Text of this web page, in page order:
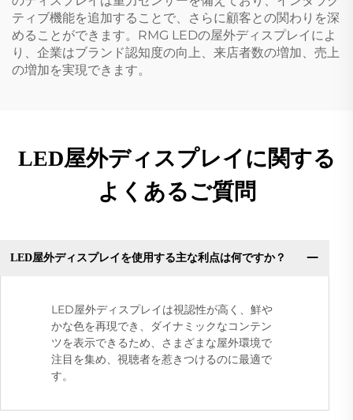
ティブ機能を追加することで、さらに顧客との関わりを深
めることができます。RMG LEDの屋外ディスプレイによ
り、企業はブランド認知度の向上、来店者数の増加、売上
の増加を実現できます。
LED屋外ディスプレイに関する
よくあるご質問
LED屋外ディスプレイを使用する主な利点は何ですか？
LED屋外ディスプレイは視認性が高く、鮮や
かな色を再現でき、ダイナミックなコンテン
ツを表示できるため、さまざまな屋外環境で
注目を集め、視聴者を惹きつけるのに最適で
す。